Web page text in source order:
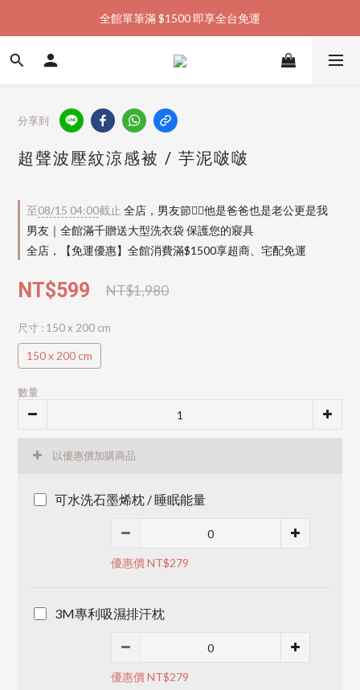
加入會員購物金  馬上領  馬上折
全館單筆滿 $1500 即享全台免運
加入會員購物金  馬上領  馬上折
分享到
超聲波壓紋涼感被 / 芋泥啵啵
至08/15 04:00截止 全店，男友節👱‍♂️他是爸爸也是老公更是我
男友｜全館滿千贈送大型洗衣袋 保護您的寢具
全店，【免運優惠】全館消費滿$1500享超商、宅配免運
NT$1,980
NT$599
尺寸 : 150 x 200 cm
150 x 200 cm
數量
以優惠價加購商品
可水洗石墨烯枕 / 睡眠能量
優惠價 NT$279
3M專利吸濕排汗枕
優惠價 NT$279